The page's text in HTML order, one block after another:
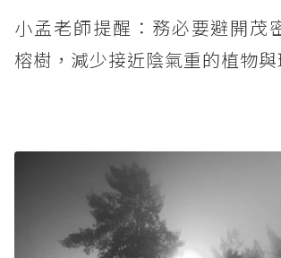
小孟老師提醒：務必要避開茂
榕樹，減少接近陰氣重的植物與